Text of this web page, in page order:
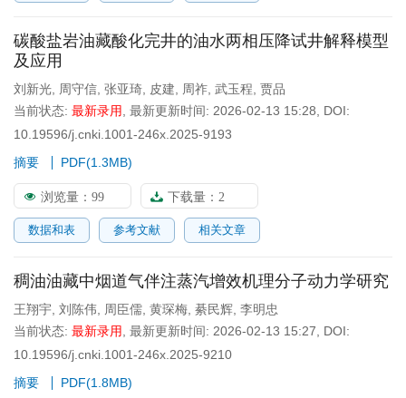
碳酸盐岩油藏酸化完井的油水两相压降试井解释模型
及应用
刘新光 周守信 张亚琦 皮建 周祚 武玉程 贾品
当前状态: 最新录用 最新更新时间: 2026-02-13 15:28
DOI:
10.19596/j.cnki.1001-246x.2025-9193
摘要
PDF(1.3MB)
浏览量： 99 下载量： 2
数据和表 参考文献 相关文章
稠油油藏中烟道气伴注蒸汽增效机理分子动力学研究
王翔宇 刘陈伟 周臣儒 黄琛梅 綦民辉 李明忠
当前状态: 最新录用 最新更新时间: 2026-02-13 15:27
DOI:
10.19596/j.cnki.1001-246x.2025-9210
摘要
PDF(1.8MB)